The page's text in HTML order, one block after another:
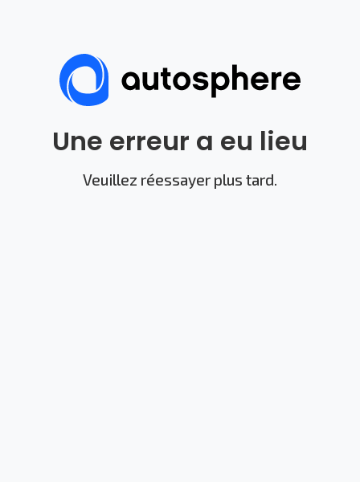
Une erreur a eu lieu
Veuillez réessayer plus tard.